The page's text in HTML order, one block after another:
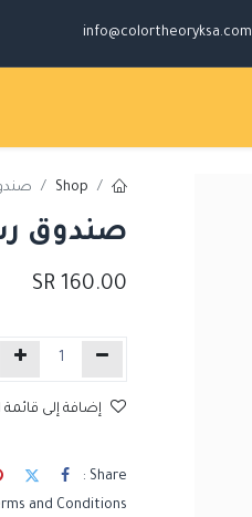
info@colortheoryksa.com
Shop
صندوق
160.00
إضافة إلى قائمة
Share :
and Conditions :